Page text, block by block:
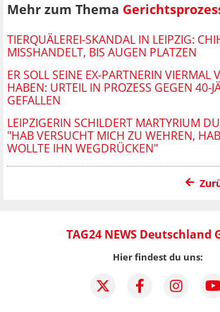
Mehr zum Thema
TIERQUÄLEREI-SKANDAL IN LEIPZIG:
MISSHANDELT, BIS AUGEN PLATZEN
ER SOLL SEINE EX-PARTNERIN VIERMAL
HABEN: URTEIL IN PROZESS GEGEN 40-
GEFALLEN
LEIPZIGERIN SCHILDERT MARTYRIUM
"HAB VERSUCHT MICH ZU WEHREN,
WOLLTE IHN WEGDRÜCKEN"
TAG24 NEWS Deutschland
Hier findest du uns: